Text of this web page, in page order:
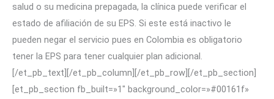
salud o su medicina prepagada, la clínica puede verificar el
estado de afiliación de su EPS. Si este está inactivo le
pueden negar el servicio pues en Colombia es obligatorio
tener la EPS para tener cualquier plan adicional.
[/et_pb_text][/et_pb_column][/et_pb_row][/et_pb_section]
[et_pb_section fb_built=»1″ background_color=»#00161f»